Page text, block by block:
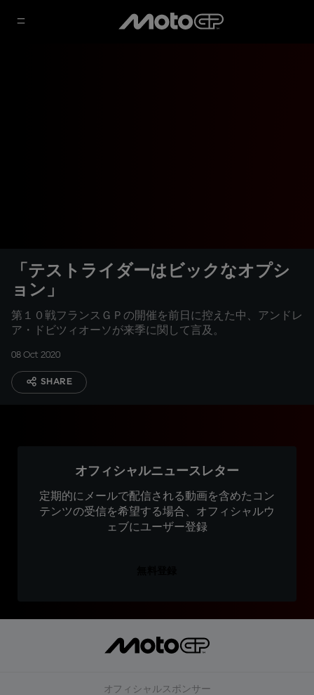
「テストライダーはビックなオプシ
ョン」
第１０戦フランスＧＰの開催を前日に控えた中、アンドレ
ア・ドビツィオーソが来季に関して言及。
08 Oct 2020
SHARE
オフィシャルニュースレター
定期的にメールで配信される動画を含めたコン
テンツの受信を希望する場合、オフィシャルウ
ェブにユーザー登録
オフィシャルスポンサー